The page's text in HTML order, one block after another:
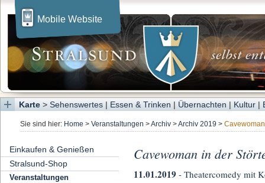
Mobile Website
Karte > Sehenswertes | Essen & Trinken | Übernachten | Kultur |
Sie sind hier: Home > Veranstaltungen >Archiv >Archiv 2019 > Cavewoman
Einkaufen & Genießen
Stralsund-Shop
Veranstaltungen
Cavewoman in der
11.01.2019 - Theatercomedy mit